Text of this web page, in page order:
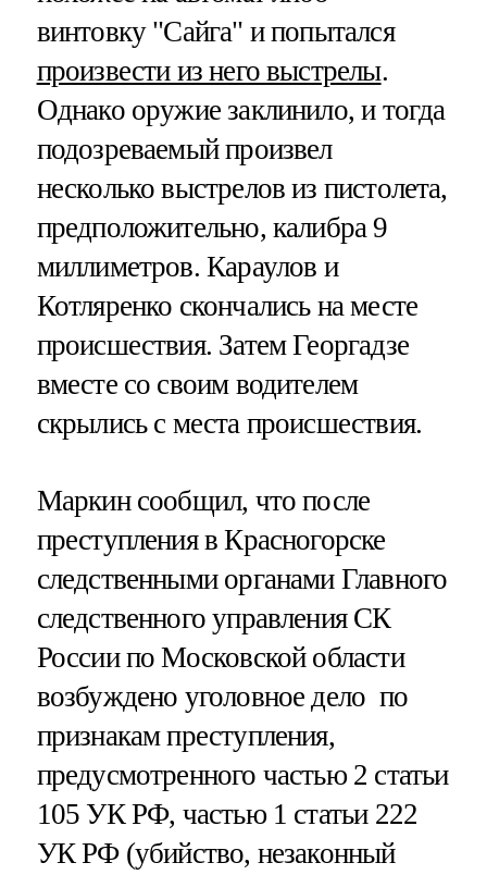
винтовку "Сайга" и попытался
произвести из него выстрелы.
Однако оружие заклинило, и тогда
подозреваемый произвел
несколько выстрелов из пистолета,
предположительно, калибра 9
миллиметров. Караулов и
Котляренко скончались на месте
происшествия. Затем Георгадзе
вместе со своим водителем
скрылись с места происшествия.
Маркин сообщил, что после
преступления в Красногорске
следственными органами Главного
следственного управления СК
России по Московской области
возбуждено уголовное дело по
признакам преступления,
предусмотренного частью 2 статьи
105 УК РФ, частью 1 статьи 222
УК РФ (убийство, незаконный